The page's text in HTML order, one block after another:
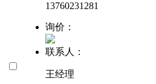
13760231281
询价：
联系人：
王经理